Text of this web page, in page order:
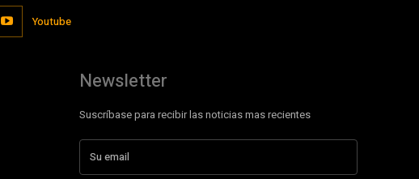
Youtube
Newsletter
Suscríbase para recibir las noticias mas recientes